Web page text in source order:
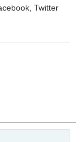
Twitter